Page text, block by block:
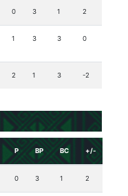
0 3 1 2
1 3 3 0
2 1 3 -2
P BP BC +/-
0 3 1 2